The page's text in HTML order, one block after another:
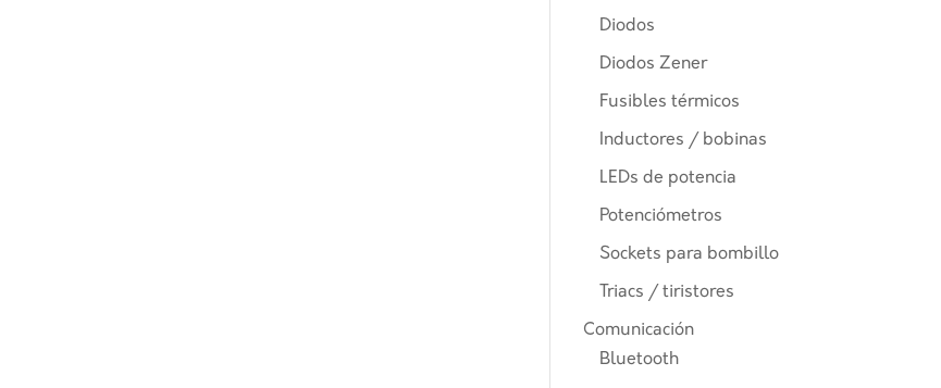
Diodos
Diodos Zener
Fusibles térmicos
Inductores / bobinas
LEDs de potencia
Potenciómetros
Sockets para bombillo
Triacs / tiristores
Comunicación
Bluetooth